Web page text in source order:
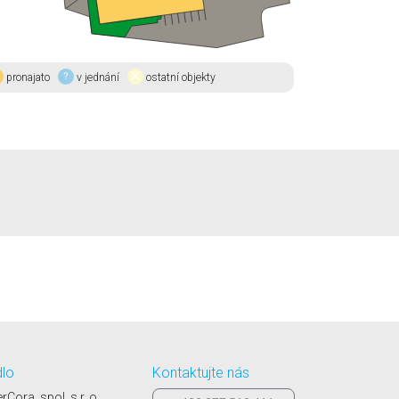
pronajato v jednání ostatní objekty
Kontaktujte nás